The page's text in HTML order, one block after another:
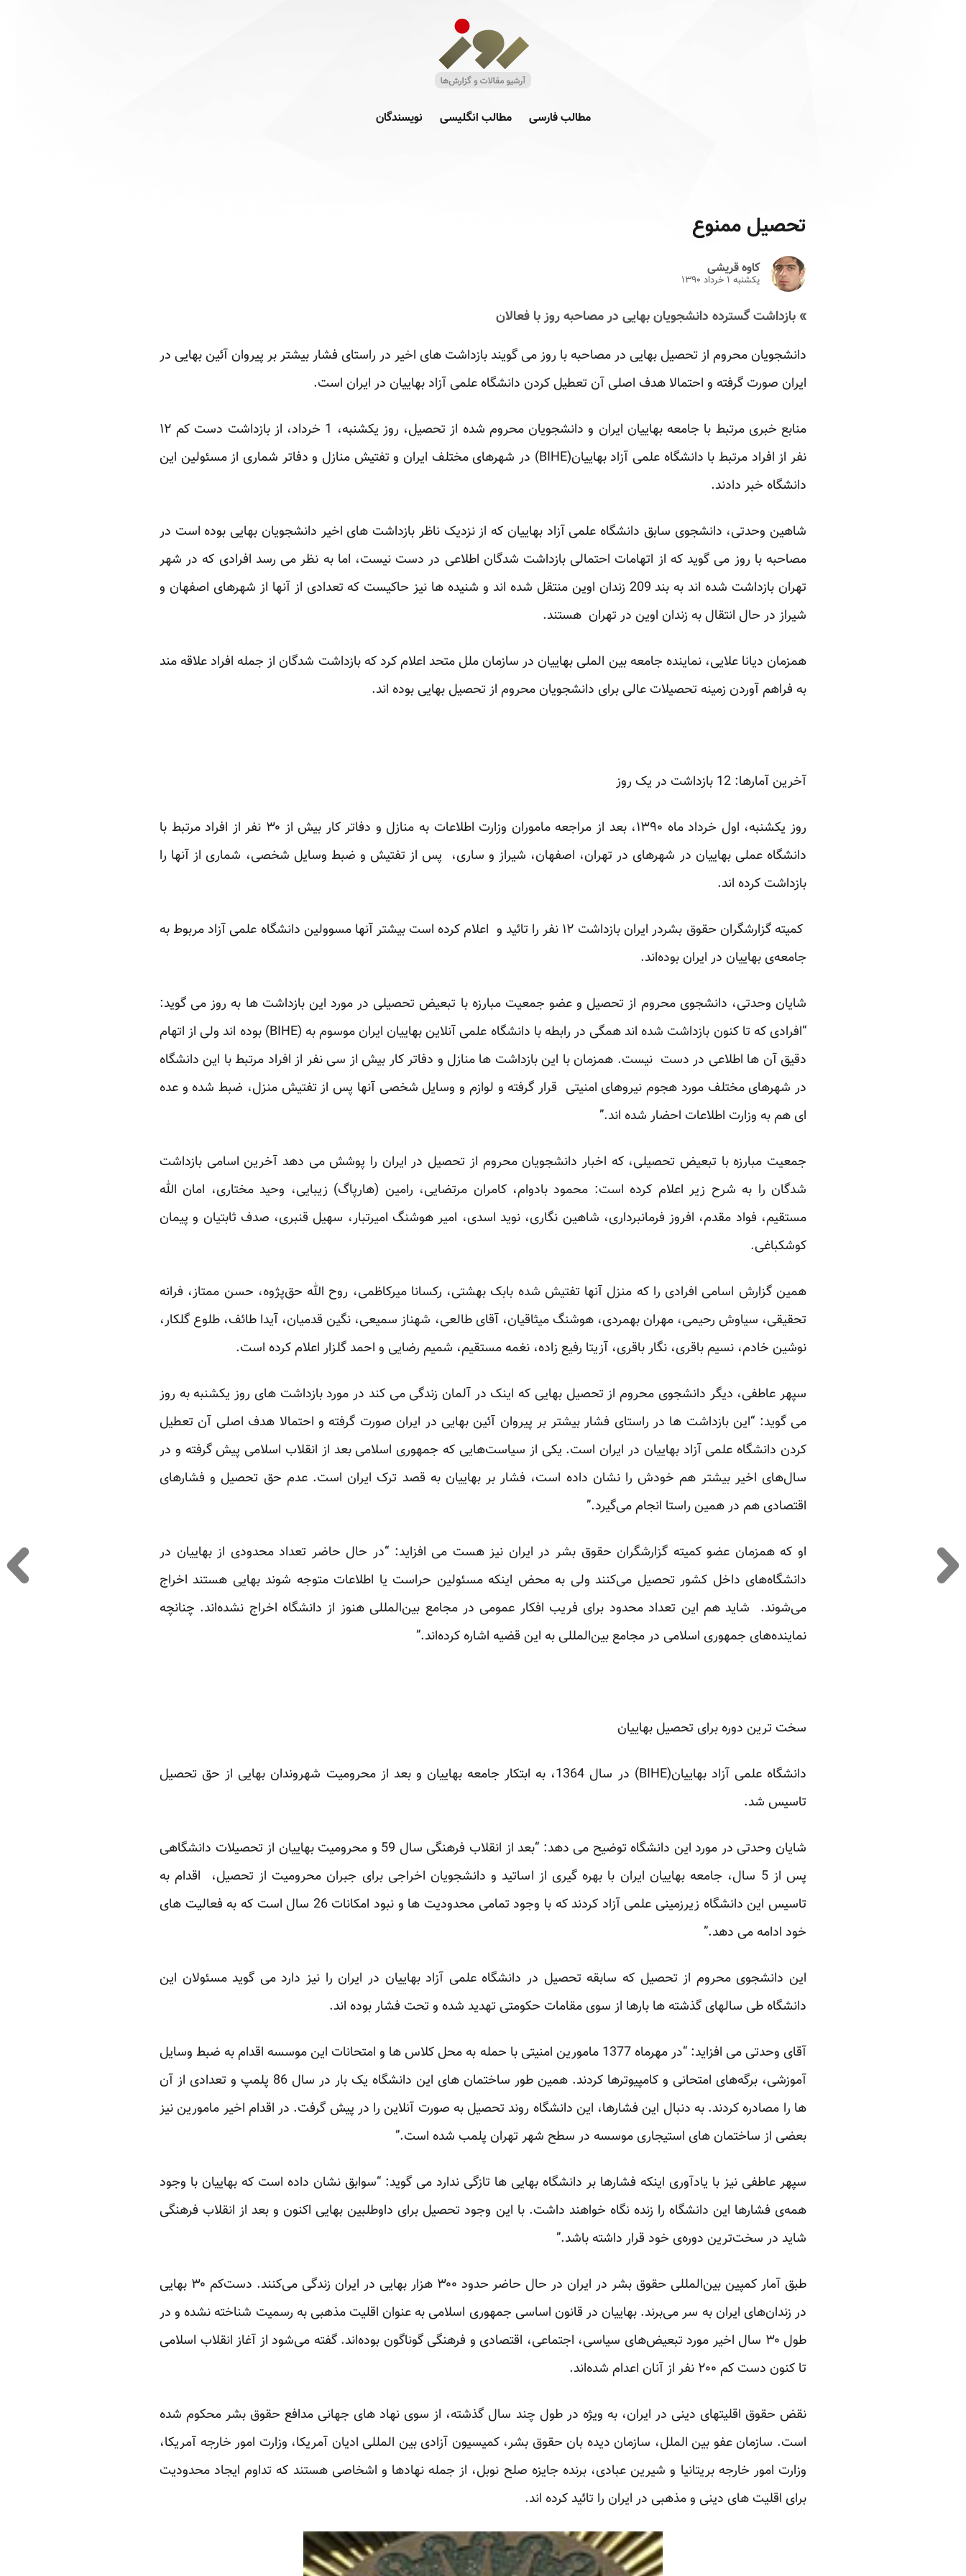
مطالب فارسی مطالب انگلیسی نویسندگان
تحصیل ممنوع
کاوه قریشی
یکشنبه ۱ خرداد ۱۳۹۰
» بازداشت گسترده دانشجویان بهایی در مصاحبه روز با فعالان
دانشجویان محروم از تحصیل بهایی در مصاحبه با روز می گویند بازداشت های اخیر در راستای فشار بیشتر بر پیروان آئین بهایی در
ایران صورت گرفته و احتمالا هدف اصلی آن تعطیل کردن دانشگاه علمی آزاد بهاییان در ایران است.
منابع خبری مرتبط با جامعه بهاییان ایران و دانشجویان محروم شده از تحصیل، روز یکشنبه، 1 خرداد، از بازداشت دست کم ۱۲
نفر از افراد مرتبط با دانشگاه علمی آزاد بهاییان(BIHE) در شهرهای مختلف ایران و تفتیش منازل و دفاتر شماری از مسئولین این
دانشگاه خبر دادند.
شاهین وحدتی، دانشجوی سابق دانشگاه علمی آزاد بهاییان که از نزدیک ناظر بازداشت های اخیر دانشجویان بهایی بوده است در
مصاحبه با روز می گوید که از اتهامات احتمالی بازداشت شدگان اطلاعی در دست نیست، اما به نظر می رسد افرادی که در شهر
تهران بازداشت شده اند به بند 209 زندان اوین منتقل شده اند و شنیده ها نیز حاکیست که تعدادی از آنها از شهرهای اصفهان و
شیراز در حال انتقال به زندان اوین در تهران هستند.
همزمان دیانا علایی، نماینده جامعه بین الملی بهاییان در سازمان ملل متحد اعلام کرد که بازداشت شدگان از جمله افراد علاقه مند
به فراهم آوردن زمینه تحصیلات عالی برای دانشجویان محروم از تحصیل بهایی بوده اند.
آخرین آمارها: 12 بازداشت در یک روز
روز یکشنبه، اول خرداد ماه ۱۳۹۰، بعد از مراجعه ماموران وزارت اطلاعات به منازل و دفاتر کار بیش از ۳۰ نفر از افراد مرتبط با
دانشگاه عملی بهاییان در شهرهای در تهران، اصفهان، شیراز و ساری، پس از تفتیش و ضبط وسایل شخصی، شماری از آنها را
بازداشت کرده اند.
کمیته گزارشگران حقوق بشردر ایران بازداشت ۱۲ نفر را تائید و اعلام کرده است بیشتر آنها مسوولین دانشگاه علمی آزاد مربوط به
جامعه‌ی بهاییان در ایران بوده‌اند.
شایان وحدتی، دانشجوی محروم از تحصیل و عضو جمعیت مبارزه با تبعیض تحصیلی در مورد این بازداشت ها به روز می گوید:
“افرادی که تا کنون بازداشت شده اند همگی در رابطه با دانشگاه علمی آنلاین بهاییان ایران موسوم به (BIHE) بوده اند ولی از اتهام
دقیق آن ها اطلاعی در دست نیست. همزمان با این بازداشت ها منازل و دفاتر کار بیش از سی نفر از افراد مرتبط با این دانشگاه
در شهرهای مختلف مورد هجوم نیروهای امنیتی قرار گرفته و لوازم و وسایل شخصی آنها پس از تفتیش منزل، ضبط شده و عده
ای هم به وزارت اطلاعات احضار شده اند.”
جمعیت مبارزه با تبعیض تحصیلی، که اخبار دانشجویان محروم از تحصیل در ایران را پوشش می دهد آخرین اسامی بازداشت
شدگان را به شرح زیر اعلام کرده است: محمود بادوام، کامران مرتضایی، رامین (هارپاگ) زیبایی، وحید مختاری، امان الله
مستقیم، فواد مقدم، افروز فرمانبرداری، شاهین نگاری، نوید اسدی، امیر هوشنگ امیرتبار، سهیل قنبری، صدف ثابتیان و پیمان
کوشکباغی.
همین گزارش اسامی افرادی را که منزل آنها تفتیش شده بابک بهشتی، رکسانا میرکاظمی، روح الله حق‌پژوه، حسن ممتاز، فرانه
تحقیقی، سیاوش رحیمی، مهران بهمردی، هوشنگ میثاقیان، آقای طالعی، شهناز سمیعی، نگین قدمیان، آیدا طائف، طلوع گلکار،
نوشین خادم، نسیم باقری، نگار باقری، آزیتا رفیع زاده، نغمه مستقیم، شمیم رضایی و احمد گلزار اعلام کرده است.
سپهر عاطفی، دیگر دانشجوی محروم از تحصیل بهایی که اینک در آلمان زندگی می کند در مورد بازداشت های روز یکشنبه به روز
می گوید: “این بازداشت ها در راستای فشار بیشتر بر پیروان آئین بهایی در ایران صورت گرفته و احتمالا هدف اصلی آن تعطیل
کردن دانشگاه علمی آزاد بهاییان در ایران است. یکی از سیاست‌هایی که جمهوری اسلامی بعد از انقلاب اسلامی پیش گرفته و در
سال‌های اخیر بیشتر هم خودش را نشان داده است، فشار بر بهاییان به قصد ترک ایران است. عدم حق تحصیل و فشارهای
اقتصادی هم در همین راستا انجام می‌گیرد.”
او که همزمان عضو کمیته گزارشگران حقوق بشر در ایران نیز هست می افزاید: “در حال حاضر تعداد محدودی از بهاییان در
دانشگاه‌های داخل کشور تحصیل می‌کنند ولی به محض اینکه مسئولین حراست یا اطلاعات متوجه شوند بهایی هستند اخراج
می‌شوند. شاید هم این تعداد محدود برای فریب افکار عمومی در مجامع بین‌المللی هنوز از دانشگاه اخراج نشده‌اند. چنانچه
نماینده‌های جمهوری اسلامی در مجامع بین‌المللی به این قضیه اشاره کرده‌اند.”
سخت ترین دوره برای تحصیل بهاییان
دانشگاه علمی آزاد بهاییان(BIHE) در سال 1364، به ابتکار جامعه بهاییان و بعد از محرومیت شهروندان بهایی از حق تحصیل
تاسیس شد.
شایان وحدتی در مورد این دانشگاه توضیح می دهد: “بعد از انقلاب فرهنگی سال 59 و محرومیت بهاییان از تحصیلات دانشگاهی
پس از 5 سال، جامعه بهاییان ایران با بهره گیری از اساتید و دانشجویان اخراجی برای جبران محرومیت از تحصیل، اقدام به
تاسیس این دانشگاه زیرزمینی علمی آزاد کردند که با وجود تمامی محدودیت ها و نبود امکانات 26 سال است که به فعالیت های
خود ادامه می دهد.”
این دانشجوی محروم از تحصیل که سابقه تحصیل در دانشگاه علمی آزاد بهاییان در ایران را نیز دارد می گوید مسئولان این
دانشگاه طی سالهای گذشته ها بارها از سوی مقامات حکومتی تهدید شده و تحت فشار بوده اند.
آقای وحدتی می افزاید: “در مهرماه 1377 مامورین امنیتی با حمله به محل کلاس ها و امتحانات این موسسه اقدام به ضبط وسایل
آموزشی، برگه‌های امتحانی و کامپیوترها کردند. همین طور ساختمان های این دانشگاه یک بار در سال 86 پلمپ و تعدادی از آن
ها را مصادره کردند. به دنبال این فشارها، این دانشگاه روند تحصیل به صورت آنلاین را در پیش گرفت. در اقدام اخیر مامورین نیز
بعضی از ساختمان های استیجاری موسسه در سطح شهر تهران پلمب شده است.”
سپهر عاطفی نیز با یادآوری اینکه فشار‌ها بر دانشگاه بهایی ها تاز‌گی ندارد می گوید: “سوابق نشان داده است که بهاییان با وجود
همه‌ی فشارها این دانشگاه را زنده نگاه خواهند داشت. با این وجود تحصیل برای داوطلبین بهایی اکنون و بعد از انقلاب فرهنگی
شاید در سخت‌ترین دوره‌ی خود قرار داشته باشد.”
طبق آمار کمپین بین‌المللی حقوق بشر در ایران در حال حاضر حدود ۳۰۰ هزار بهایی در ایران زندگی می‌کنند. دست‌کم ۳۰ بهایی
در زندان‌های ایران به سر می‌برند. بهاییان در قانون اساسی جمهوری اسلامی به عنوان اقلیت مذهبی به رسمیت شناخته نشده‌ و در
طول ۳۰ سال اخیر مورد تبعیض‌های سیاسی، ‌اجتماعی، اقتصادی و فرهنگی گوناگون بوده‌اند. گفته می‌شود از آغاز انقلاب اسلامی
تا کنون دست کم ۲۰۰ نفر از آنان اعدام شده‌اند.
نقض حقوق اقلیت­های دینی در ایران، به ویژه در طول چند سال گذشته، از سوی نهاد های جهانی مدافع حقوق بشر محکوم شده
است. سازمان عفو بین الملل، سازمان دیده بان حقوق بشر، کمیسیون آزادی بین المللی ادیان آمریکا، وزارت امور خارجه آمریکا،
وزارت امور خارجه بریتانیا و شیرین عبادی، برنده جایزه صلح نوبل، از جمله نهادها و اشخاصی هستند که تداوم ایجاد محدودیت
برای اقلیت های دینی و مذهبی در ایران را تائید کرده اند.